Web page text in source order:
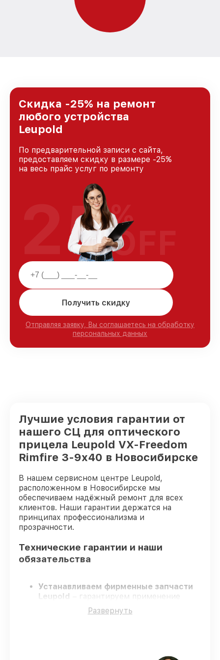
Скидка -25% на ремонт
любого устройства
Leupold
По предварительной записи с сайта,
предоставляем скидку в размере -25%
на весь прайс услуг по ремонту
Получить скидку
Отправляя заявку, Вы соглашаетесь на обработку
персональных данных
25%
OFF
Лучшие условия гарантии от
нашего СЦ для оптического
прицела Leupold VX-Freedom
Rimfire 3-9x40 в Новосибирске
В нашем сервисном центре Leupold,
расположенном в Новосибирске мы
обеспечиваем надёжный ремонт для всех
клиентов. Наши гарантии держатся на
принципах профессионализма и
прозрачности.
Технические гарантии и наши
обязательства
Устанавливаем фирменные запчасти
Leupold
– гарантируем применение
только подлинных комплектующих.
Сертифицированные специалисты
Развернуть